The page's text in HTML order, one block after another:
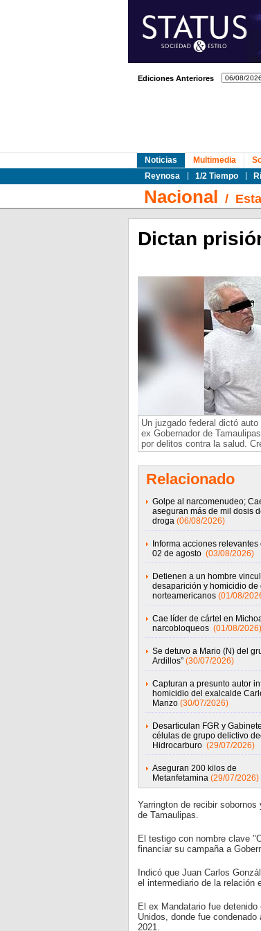
Ediciones Anteriores
Noticias
Reynosa
1/2 Tiempo
Multimedia
Nacional /
Dictan
Un juzgado federal dictó
ex Gobernador de
por delitos contra la salud.
Relacionado
Golpe al narcomenudeo;
aseguran más de mil dosis
droga (06/08/2026)
Informa acciones
02 de agosto (03/08/2026)
Detienen a un hombre
desaparición y homicidio de
norteamericanos (01/08/
Cae líder de cártel en
narcobloqueos (01/08/2026)
Se detuvo a Mario (N) del
Ardillos” (30/07/2026)
Capturan a presunto autor
homicidio del exalcalde
Manzo (30/07/2026)
Desarticulan FGR y
células de grupo delictivo
Hidrocarburo (29/07/2026)
Aseguran 200 kilos de
Metanfetamina (29/07/2026)
Yarrington de recibir
de Tamaulipas.
El testigo con nombre clave
financiar su campaña a
Indicó que Juan Carlos
el intermediario de la relación
El ex Mandatario fue
Unidos, donde fue
2021.